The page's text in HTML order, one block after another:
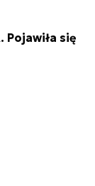
Pojawiła się